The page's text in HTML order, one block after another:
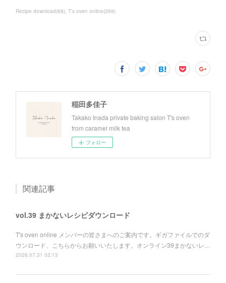
Recipe download(68) T's oven online(269)
稲田多佳子
Takako Inada private baking salon T's oven
from caramel milk tea
フォロー
関連記事
vol.39 まかないレシピダウンロード
T's oven online メンバーの皆さまへのご案内です。ギガファイルでのダ
ウンロード、こちらからお願いいたします。オンライン39まかないレ…
2026.07.31 02:13